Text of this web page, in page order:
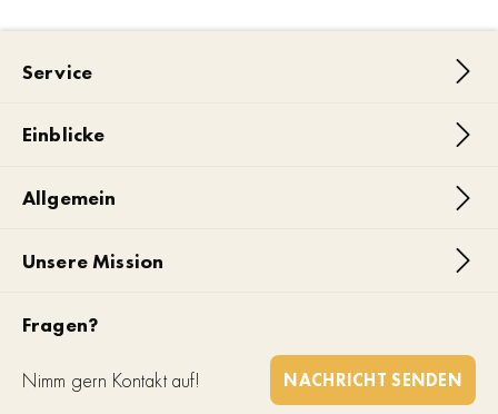
Service
Einblicke
Allgemein
Unsere Mission
Fragen?
Nimm gern Kontakt auf! NACHRICHT SENDEN